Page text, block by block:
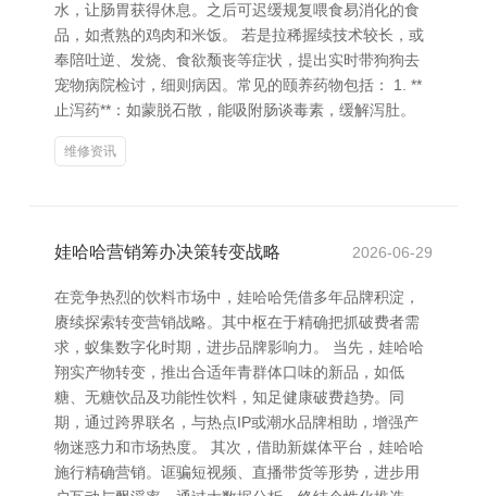
水，让肠胃获得休息。之后可迟缓规复喂食易消化的食
品，如煮熟的鸡肉和米饭。 若是拉稀握续技术较长，或
奉陪吐逆、发烧、食欲颓丧等症状，提出实时带狗狗去
宠物病院检讨，细则病因。常见的颐养药物包括： 1. **
止泻药**：如蒙脱石散，能吸附肠谈毒素，缓解泻肚。
维修资讯
娃哈哈营销筹办决策转变战略 2026-06-29
在竞争热烈的饮料市场中，娃哈哈凭借多年品牌积淀，
赓续探索转变营销战略。其中枢在于精确把抓破费者需
求，蚁集数字化时期，进步品牌影响力。 当先，娃哈哈
翔实产物转变，推出合适年青群体口味的新品，如低
糖、无糖饮品及功能性饮料，知足健康破费趋势。同
期，通过跨界联名，与热点IP或潮水品牌相助，增强产
物迷惑力和市场热度。 其次，借助新媒体平台，娃哈哈
施行精确营销。诓骗短视频、直播带货等形势，进步用